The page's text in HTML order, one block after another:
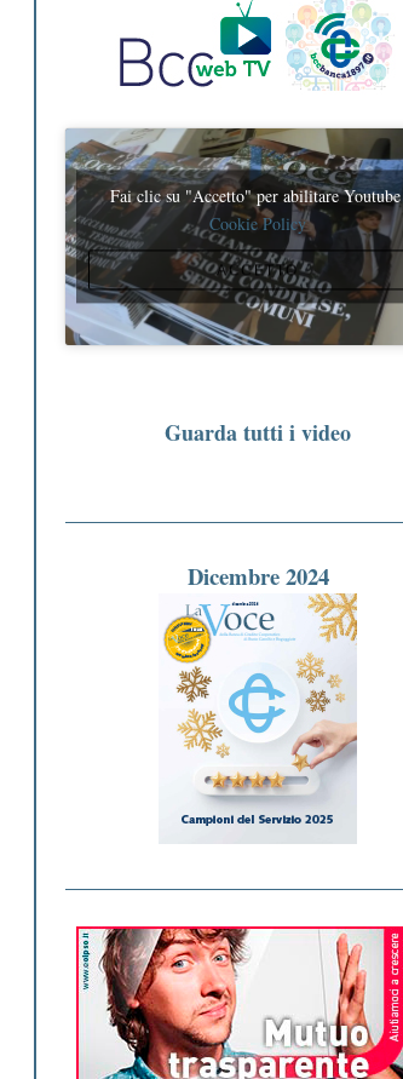
Fai clic su "Accetto" per abilitare Youtube
Cookie Policy
ACCETTO
Guarda tutti i video
Dicembre 2024